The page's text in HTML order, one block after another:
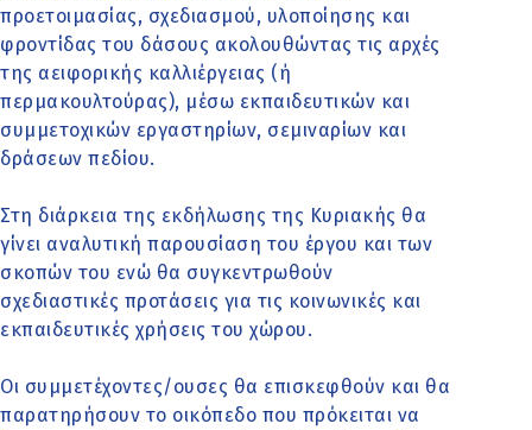
προετοιμασίας, σχεδιασμού, υλοποίησης και
φροντίδας του δάσους ακολουθώντας τις αρχές
της αειφορικής καλλιέργειας (ή
περμακουλτούρας), μέσω εκπαιδευτικών και
συμμετοχικών εργαστηρίων, σεμιναρίων και
δράσεων πεδίου.
Στη διάρκεια της εκδήλωσης της Κυριακής θα
γίνει αναλυτική παρουσίαση του έργου και των
σκοπών του ενώ θα συγκεντρωθούν
σχεδιαστικές προτάσεις για τις κοινωνικές και
εκπαιδευτικές χρήσεις του χώρου.
Οι συμμετέχοντες/ουσες θα επισκεφθούν και θα
παρατηρήσουν το οικόπεδο που πρόκειται να